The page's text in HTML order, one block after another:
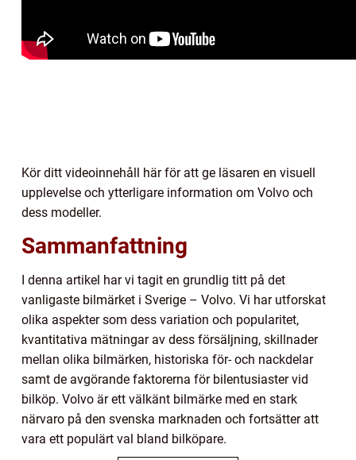
Kör ditt videoinnehåll här för att ge läsaren en visuell
upplevelse och ytterligare information om Volvo och
dess modeller.
Sammanfattning
I denna artikel har vi tagit en grundlig titt på det
vanligaste bilmärket i Sverige – Volvo. Vi har utforskat
olika aspekter som dess variation och popularitet,
kvantitativa mätningar av dess försäljning, skillnader
mellan olika bilmärken, historiska för- och nackdelar
samt de avgörande faktorerna för bilentusiaster vid
bilköp. Volvo är ett välkänt bilmärke med en stark
närvaro på den svenska marknaden och fortsätter att
vara ett populärt val bland bilköpare.